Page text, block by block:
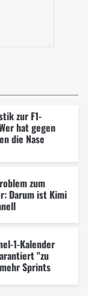
zur F1-
hat gegen
die Nase
zum
Darum ist Kimi
1-Kalender
"zu
Sprints